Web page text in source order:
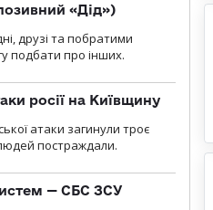
«Дід»)
друзі та побратими
подбати про інших.
росії на Київщину
атаки загинули троє
постраждали.
— СБС ЗСУ